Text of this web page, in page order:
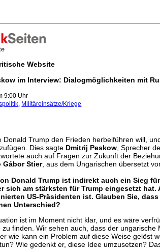
Website
im Interview: Dialogmöglichkeiten mit
9:00 Uhr
, Militäreinsätze/Kriege
Donald Trump den Frieden herbeiführen will,
Dies sagte Dmitrij Peskow , Sprecher
auch auf Fragen zur Zukunft der
Gábor Stier, aus dem Ungarischen übersetzt
Donald Trump ist indirekt auch ein Sieg
sich am stärksten für Trump eingesetzt
US-Präsidenten ist. Glauben Sie,
Unterschied?
ist im Moment nicht klar, und es wäre
finden. Wir sehen auch, dass der
wie kann ein Problem auf diese Weise gelöst
Wie gedenkt er, diese Idee umzusetzen?